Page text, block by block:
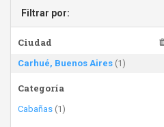
Filtrar por:
Ciudad
Carhué, Buenos Aires (1)
Categoría
Cabañas (1)